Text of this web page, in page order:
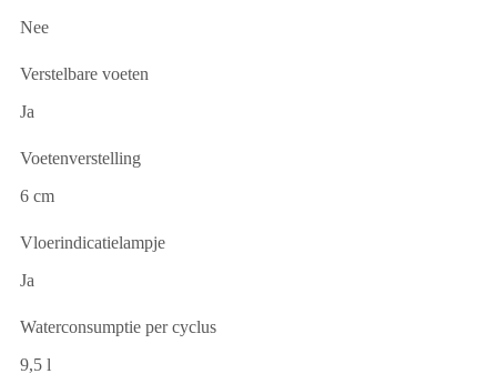
Nee
Verstelbare voeten
Ja
Voetenverstelling
6 cm
Vloerindicatielampje
Ja
Waterconsumptie per cyclus
9,5 l